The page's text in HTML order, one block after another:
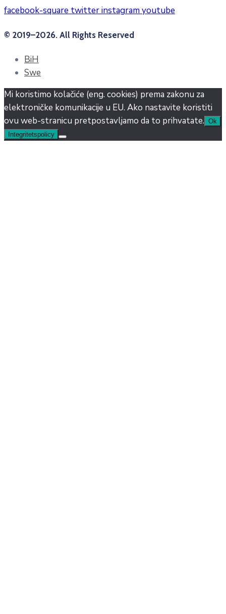
facebook-square twitterinstagramyoutube
© 2019–2026. All Rights Reserved
BiH
Swe
Mi koristimo kolačiće (eng. cookies) prema zakonu za
elektroničke komunikacije u EU. Ako nastavite koristiti
ovu web-stranicu pretpostavljamo da to prihvatate. Ok
Integritetspolicy